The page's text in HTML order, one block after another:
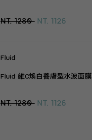
NT. 1280 NT. 1126
Fluid
Fluid 維C煥白養膚型水波面膜
NT. 1280 NT. 1126